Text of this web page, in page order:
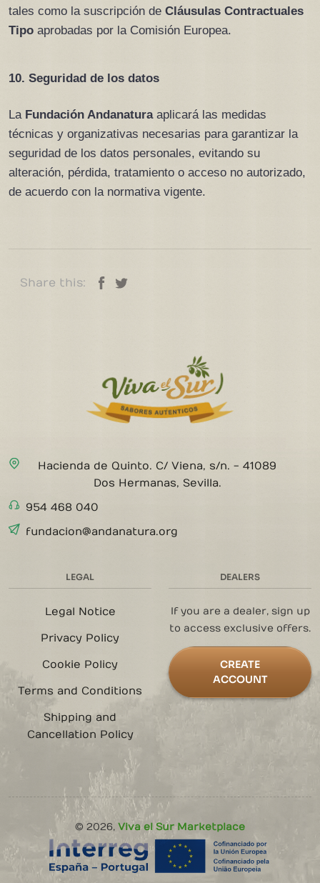
tales como la suscripción de Cláusulas Contractuales
Tipo aprobadas por la Comisión Europea.
10. Seguridad de los datos
La Fundación Andanatura aplicará las medidas
técnicas y organizativas necesarias para garantizar la
seguridad de los datos personales, evitando su
alteración, pérdida, tratamiento o acceso no autorizado,
de acuerdo con la normativa vigente.
Share this:
Hacienda de Quinto. C/ Viena, s/n. - 41089
Dos Hermanas, Sevilla.
954 468 040
fundacion@andanatura.org
LEGAL
Legal Notice
Privacy Policy
Cookie Policy
Terms and Conditions
Shipping and
Cancellation Policy
DEALERS
If you are a dealer, sign up
to access exclusive offers.
CREATE
ACCOUNT
© 2026, Viva el Sur Marketplace